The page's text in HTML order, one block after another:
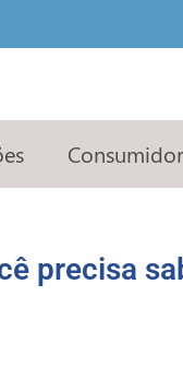
Consumidor
precisa